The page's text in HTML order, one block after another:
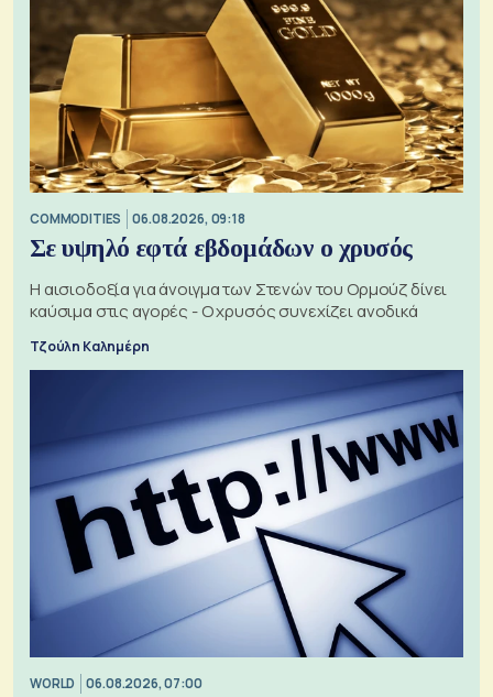
COMMODITIES 06.08.2026, 09:18
Σε υψηλό εφτά εβδομάδων ο χρυσός
Η αισιοδοξία για άνοιγμα των Στενών του Ορμούζ δίνει
καύσιμα στις αγορές - Ο χρυσός συνεχίζει ανοδικά
Τζούλη Καλημέρη
WORLD 06.08.2026, 07:00